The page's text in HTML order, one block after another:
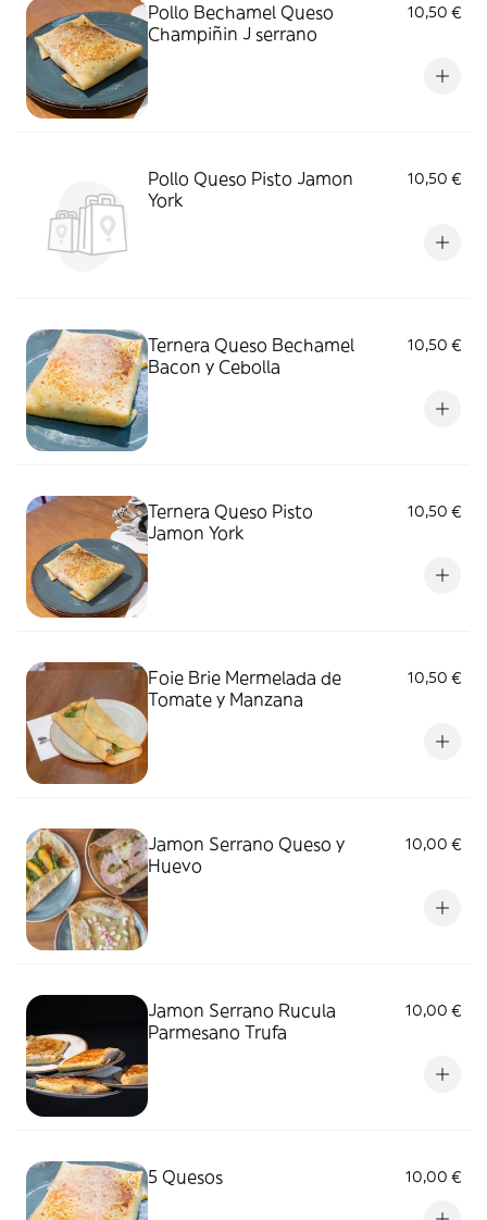
Pollo Bechamel Queso
Champiñin J serrano
10,50 €
Pollo Queso Pisto Jamon
York
10,50 €
Ternera Queso Bechamel
Bacon y Cebolla
10,50 €
Ternera Queso Pisto
Jamon York
10,50 €
Foie Brie Mermelada de
Tomate y Manzana
10,50 €
Jamon Serrano Queso y
Huevo
10,00 €
Jamon Serrano Rucula
Parmesano Trufa
10,00 €
5 Quesos 10,00 €